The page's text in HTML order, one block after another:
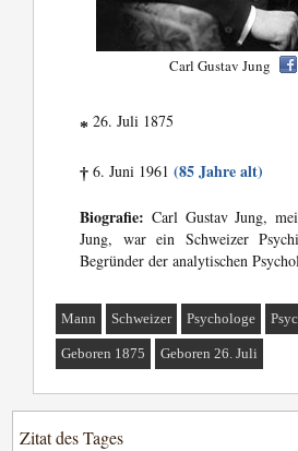
Carl Gustav Jung
* 26. Juli 1875
† 6. Juni 1961(85 Jahre alt)
Biografie: Carl Gustav Jung,
Jung, war ein Schweizer
Begründer der analytischen
Mann Schweizer Psychologe
Geboren 1875 Geboren 26. Juli
Zitat des Tages